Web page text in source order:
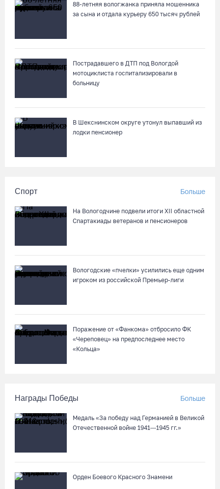
88-летняя вологжанка приняла мошенника
за сына и отдала курьеру 650 тысяч рублей
Пострадавшего в ДТП под Вологдой
мотоциклиста госпитализировали в
больницу
В Шекснинском округе утонул выпавший из
лодки пенсионер
Спорт Больше
На Вологодчине подвели итоги XII областной
Спартакиады ветеранов и пенсионеров
Вологодские «пчелки» усилились еще одним
игроком из российской Премьер-лиги
Поражение от «Фанкома» отбросило ФК
«Череповец» на предпоследнее место
«Кольца»
Награды Победы Больше
Медаль «За победу над Германией в Великой
Отечественной войне 1941—1945 гг.»
Орден Боевого Красного Знамени